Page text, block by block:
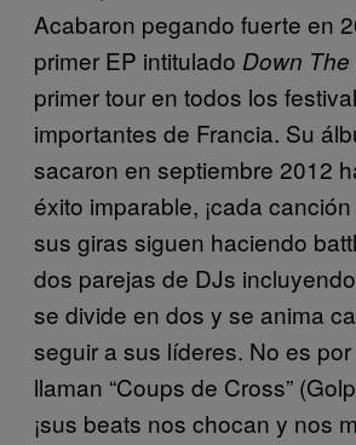
Acabaron pegando fuerte en
primer EP intitulado Down
primer tour en todos los
importantes de Francia. Su
sacaron en septiembre 2012
éxito imparable, ¡cada
sus giras siguen haciendo
dos parejas de DJs
se divide en dos y se anima
seguir a sus líderes. No es
llaman “Coups de Cross”
¡sus beats nos chocan y nos